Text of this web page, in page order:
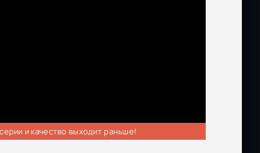
и качество выходит раньше!